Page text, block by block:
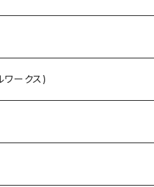
ークス)